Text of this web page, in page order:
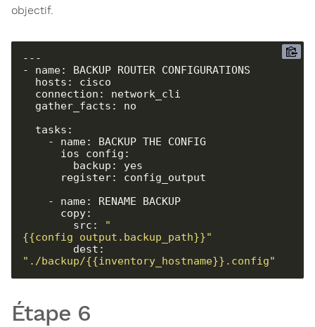
objectif.
---
- name: BACKUP ROUTER CONFIGURATIONS
        src:
"
{{config_output.backup_path}}"
"./backup/{{inventory_hostname}}.config"
Étape 6